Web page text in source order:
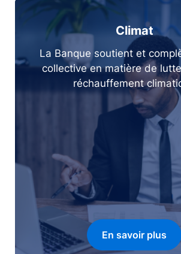
Climat
La Banque soutient et
collective en matière de
réchauffement
En savoir plus